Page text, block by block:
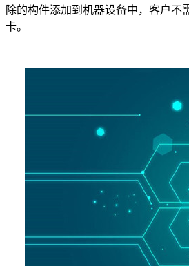
除的构件添加到机器设备中，客户不
卡。